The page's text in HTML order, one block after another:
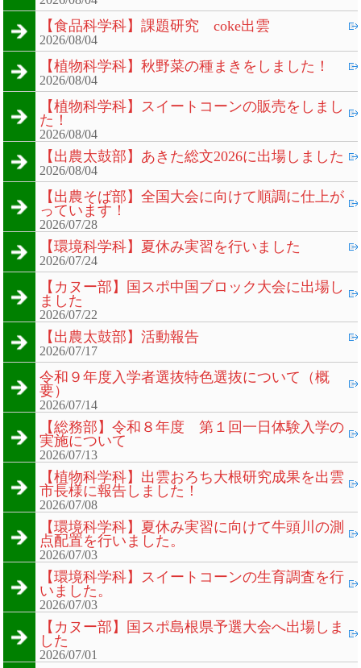
【食品科学科】課題研究 coke出雲
2026/08/04
【植物科学科】秋野菜の種まきをしました！
2026/08/04
【植物科学科】スイートコーンの販売をしまし
た！
2026/08/04
【出農太鼓部】あきた総文2026に出場しました
2026/08/04
【出農そば部】全国大会に向けて順調に仕上が
っています！
2026/07/28
【環境科学科】夏休み実習を行いました
2026/07/24
【カヌー部】国スポ中国ブロック大会に出場し
ました
2026/07/22
【出農太鼓部】活動報告
2026/07/17
令和９年度入学者選抜特色選抜について（概
要）
2026/07/14
【総務部】令和８年度 第１回一日体験入学の
実施について
2026/07/13
【植物科学科】出雲おろち大根研究成果を出雲
市長様に報告しました！
2026/07/08
【環境科学科】夏休み実習に向けて牛頭川の測
点配置を行いました。
2026/07/03
【環境科学科】スイートコーンの生育調査を行
いました。
2026/07/03
【カヌー部】国スポ島根県予選大会へ出場しま
した
2026/07/01